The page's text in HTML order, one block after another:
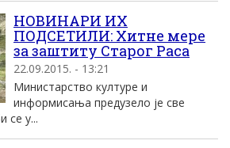
НОВИНАРИ ИХ
ПОДСЕТИЛИ: Хитне мере
за заштиту Старог Раса
22.09.2015. - 13:21
Министарство културе и
информисања предузело је све
се у...